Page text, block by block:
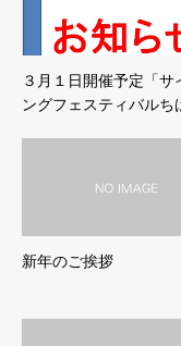
３月１日開催予定「サ
ングフェスティバルち
新年のご挨拶